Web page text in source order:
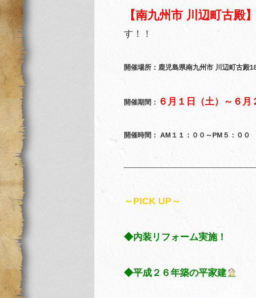
【南九州市 川辺町古殿】
す！！
開催場所：鹿児島県南九州市 川辺町古殿
開催期間： ６月１日（土）～６月
開催時間： AM１１：００～PM５：００
～PICK UP～
◆内装リフォーム実施！
◆平成２６年築の平家建